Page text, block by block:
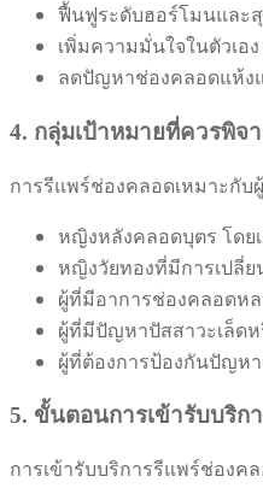
ฟื้นฟูระดับฮอร์โมนและ
เพิ่มความมั่นใจในตัวเ
ลดปัญหาช่องคลอดแห้ง
4. กลุ่มเป้าหมายที่ควรพิจ
การรีแพร์ช่องคลอดเหมาะกั
หญิงหลังคลอดบุตร โดย
หญิงวัยทองที่มีการเปลี่
ผู้ที่มีอาการช่องคลอดห
ผู้ที่มีปัญหาปัสสาวะเล็ด
ผู้ที่ต้องการป้องกันปัญห
5. ขั้นตอนการเข้ารับบริก
การเข้ารับบริการรีแพร์ช่องค